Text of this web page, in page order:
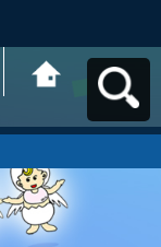
ラミラネットへ